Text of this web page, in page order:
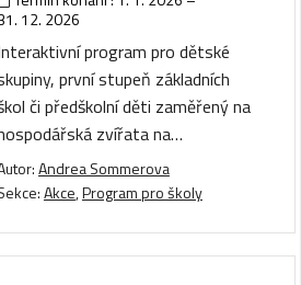
12. 2026
program pro dětské
první stupeň základních
či předškolní děti zaměřený na
zvířata na…
Andrea Sommerova
Akce,Program pro školy